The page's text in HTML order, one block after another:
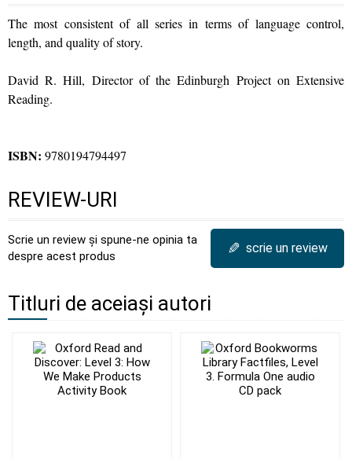
The most consistent of all series in terms of language control,
length, and quality of story.
David R. Hill, Director of the Edinburgh Project on Extensive
Reading.
ISBN: 9780194794497
REVIEW-URI
Scrie un review și spune-ne opinia ta
despre acest produs
✎ scrie un review
Titluri de aceiași autori